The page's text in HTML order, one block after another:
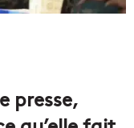
presse,